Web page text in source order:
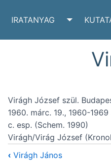
TOGGLE LEVÉLTÁR SUBMENU
IRATANYAG
TOGGLE
Virágh József szül.
1960. márc. 19., 1960-
c. esp. (Schem. 1990)
Virágh/Virág József
‹Virágh János